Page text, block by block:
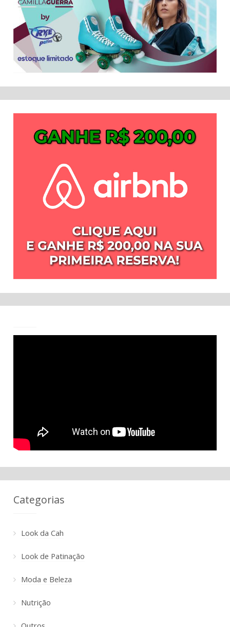
Categorias
Look da Cah
Look de Patinação
Moda e Beleza
Nutrição